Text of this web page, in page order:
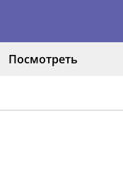
Посмотреть